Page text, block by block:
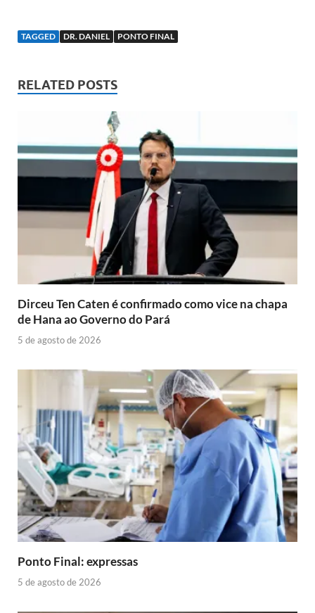
TAGGED DR. DANIEL PONTO FINAL
RELATED POSTS
Dirceu Ten Caten é confirmado como vice na chapa
de Hana ao Governo do Pará
5 de agosto de 2026
Ponto Final: expressas
5 de agosto de 2026